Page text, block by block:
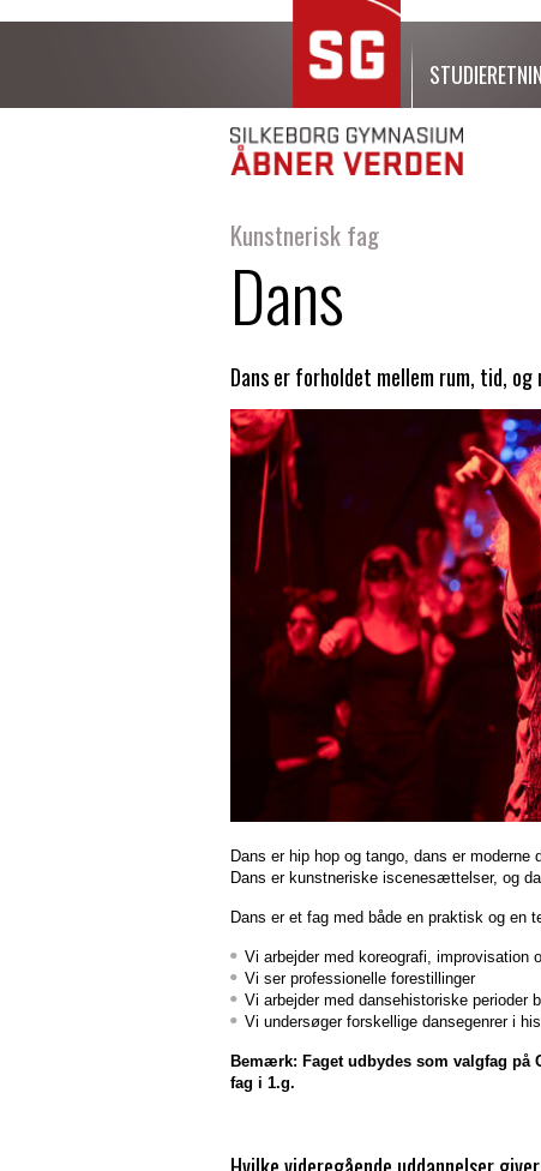
Kunstnerisk fag
Dans
Dans er forholdet mellem rum, tid, og
Dans er hip hop og tango, dans er
Dans er kunstneriske iscenesættelser, og
Dans er et fag med både en praktisk og en
Vi arbejder med koreografi, improvisation
Vi ser professionelle forestillinger
Vi arbejder med dansehistoriske perioder
Vi undersøger forskellige dansegenrer i
Bemærk: Faget udbydes som valgfag på
fag i 1.g.